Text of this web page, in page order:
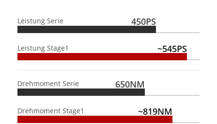
Leistung Serie 450PS
Leistung Stage1 ~545PS
Drehmoment Serie 650NM
Drehmoment Stage1 ~819NM